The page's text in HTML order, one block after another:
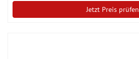
Jetzt Preis prüfen